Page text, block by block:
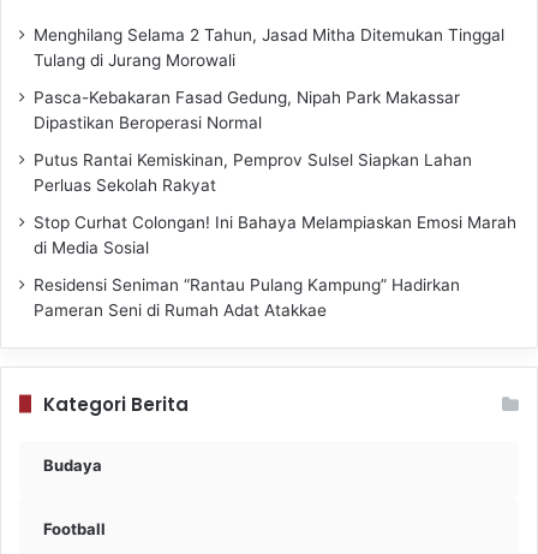
Menghilang Selama 2 Tahun, Jasad Mitha Ditemukan Tinggal
Tulang di Jurang Morowali
Pasca-Kebakaran Fasad Gedung, Nipah Park Makassar
Dipastikan Beroperasi Normal
Putus Rantai Kemiskinan, Pemprov Sulsel Siapkan Lahan
Perluas Sekolah Rakyat
Stop Curhat Colongan! Ini Bahaya Melampiaskan Emosi Marah
di Media Sosial
Residensi Seniman “Rantau Pulang Kampung” Hadirkan
Pameran Seni di Rumah Adat Atakkae
Kategori Berita
Budaya
Football